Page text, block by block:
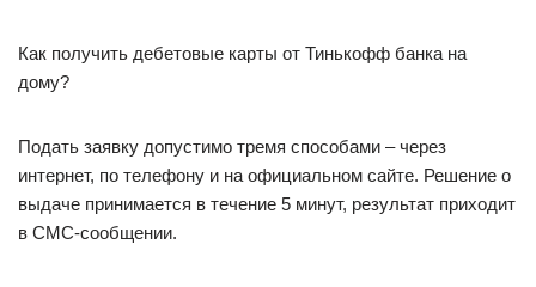
Как получить дебетовые карты от Тинькофф банка на
дому?
Подать заявку допустимо тремя способами – через
интернет, по телефону и на официальном сайте. Решение о
выдаче принимается в течение 5 минут, результат приходит
в СМС-сообщении.